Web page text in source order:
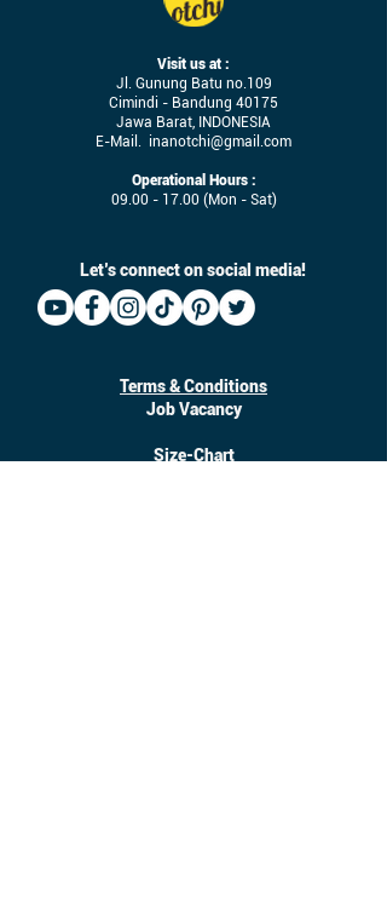
Visit us at :
Jl. Gunung Batu no.109
Cimindi - Bandung 40175
Jawa Barat, INDONESIA
E-Mail. inanotchi@gmail.com
Operational Hours :
09.00 - 17.00 (Mon - Sat)
Let’s connect on social media!
Terms & Conditions
Job Vacancy
Size-Chart